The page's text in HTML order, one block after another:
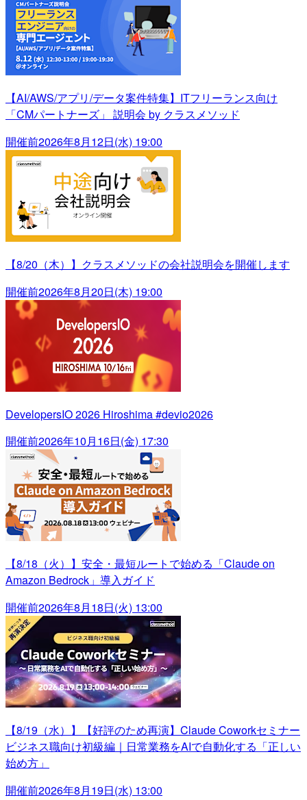
【AI/AWS/アプリ/データ案件特集】ITフリーランス向け
「CMパートナーズ」 説明会 by クラスメソッド
開催前2026年8月12日(水) 19:00
【8/20（木）】クラスメソッドの会社説明会を開催します
開催前2026年8月20日(木) 19:00
DevelopersIO 2026 Hiroshima #devio2026
開催前2026年10月16日(金) 17:30
【8/18（火）】安全・最短ルートで始める「Claude on
Amazon Bedrock」導入ガイド
開催前2026年8月18日(火) 13:00
【8/19（水）】【好評のため再演】Claude Coworkセミナー
ビジネス職向け初級編｜日常業務をAIで自動化する「正しい
始め方」
開催前2026年8月19日(水) 13:00